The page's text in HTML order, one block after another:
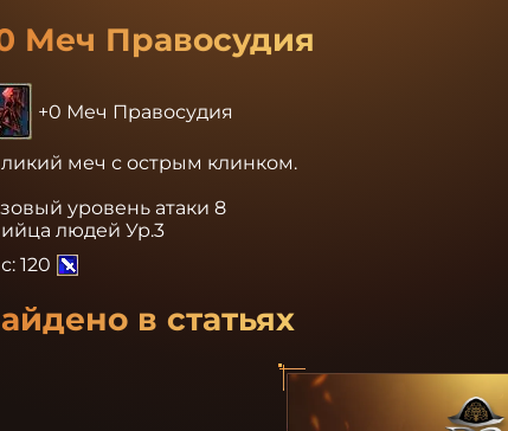
Меч Правосудия
+0 Меч Правосудия
меч с острым клинком.
уровень атаки 8
людей Ур.3
120
в статьях